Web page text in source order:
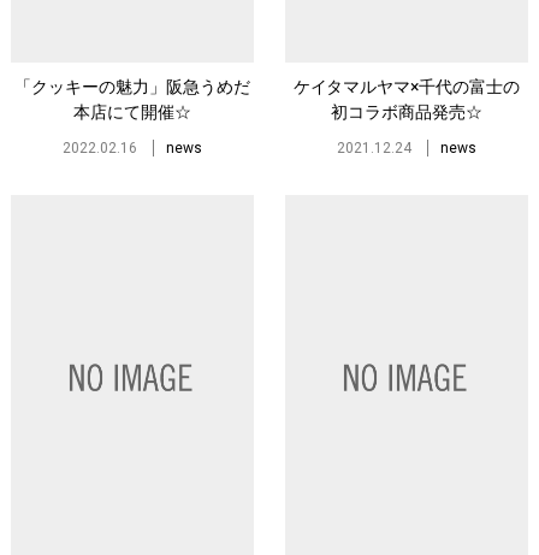
「クッキーの魅力」阪急うめだ
本店にて開催☆
2022.02.16 news
ケイタマルヤマ×千代の富⼠の
初コラボ商品発売☆
2021.12.24 news